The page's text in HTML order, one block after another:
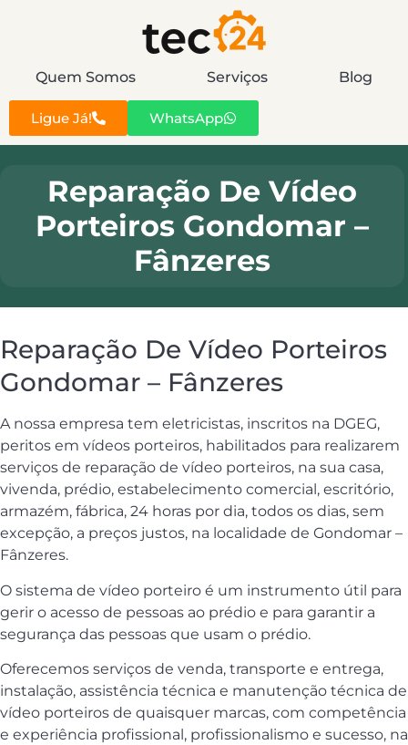
Quem Somos Serviços Blog
Ligue Já! WhatsApp
Reparação De Vídeo
Porteiros Gondomar –
Fânzeres
Reparação De Vídeo Porteiros
Gondomar – Fânzeres
A nossa empresa tem eletricistas, inscritos na DGEG,
peritos em vídeos porteiros, habilitados para realizarem
serviços de reparação de vídeo porteiros, na sua casa,
vivenda, prédio, estabelecimento comercial, escritório,
armazém, fábrica, 24 horas por dia, todos os dias, sem
excepção, a preços justos, na localidade de Gondomar –
Fânzeres.
O sistema de vídeo porteiro é um instrumento útil para
gerir o acesso de pessoas ao prédio e para garantir a
segurança das pessoas que usam o prédio.
Oferecemos serviços de venda, transporte e entrega,
instalação, assistência técnica e manutenção técnica de
vídeo porteiros de quaisquer marcas, com competência
e experiência profissional, profissionalismo e sucesso, na